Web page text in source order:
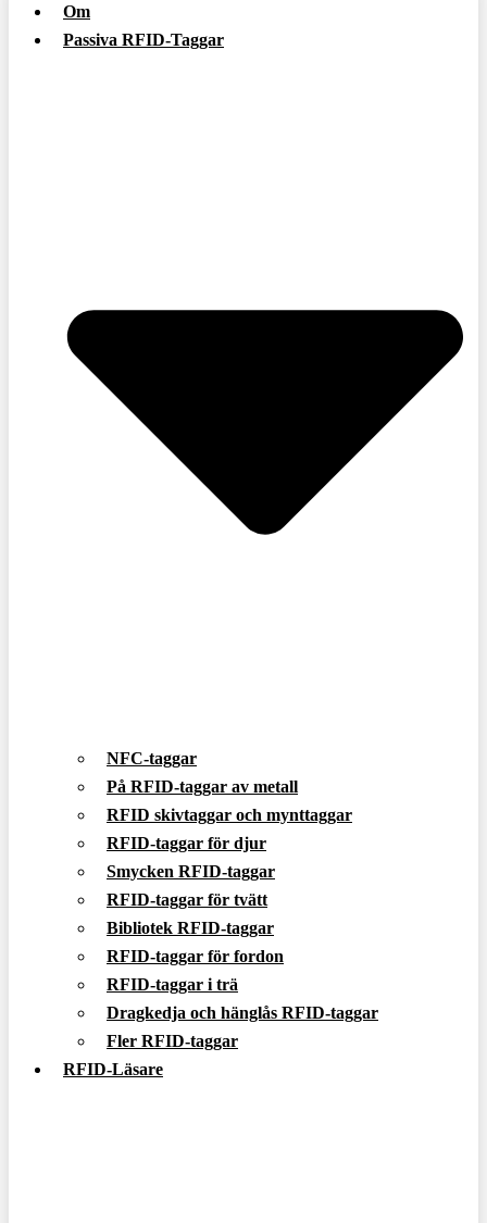
Om
Passiva RFID-Taggar
NFC-taggar
På RFID-taggar av metall
RFID skivtaggar och mynttaggar
RFID-taggar för djur
Smycken RFID-taggar
RFID-taggar för tvätt
Bibliotek RFID-taggar
RFID-taggar för fordon
RFID-taggar i trä
Dragkedja och hänglås RFID-taggar
Fler RFID-taggar
RFID-Läsare